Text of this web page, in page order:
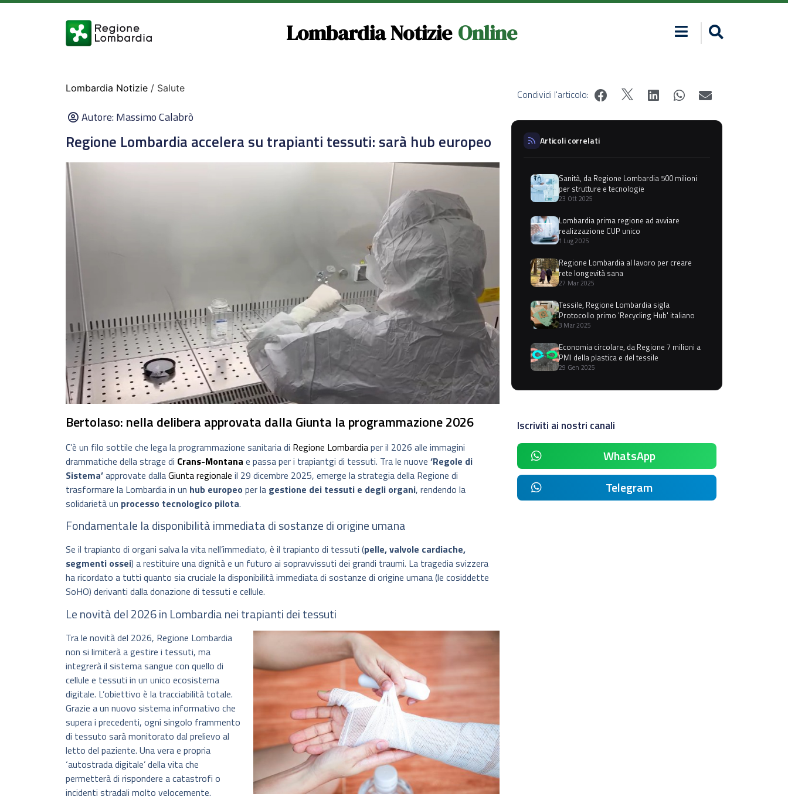
Lombardia Notizie Online
Lombardia Notizie / Salute
Autore:Massimo Calabrò
Regione Lombardia accelera su trapianti tessuti: sarà hub europeo
Bertolaso: nella delibera approvata dalla Giunta la programmazione 2026
C’è un filo sottile che lega la programmazione sanitaria di Regione Lombardiaper il 2026 alle immagini
drammatiche della strage di Crans-Montana e passa per i trapiantgi di tessuti. Tra le nuove ‘Regole di
Sistema’approvate dallaGiunta regionale il 29 dicembre 2025, emerge la strategia della Regione di
trasformare la Lombardia in un hub europeo per la gestione dei tessuti e degli organi, rendendo la
solidarietà un processo tecnologico pilota.
Fondamentale la disponibilità immediata di sostanze di origine umana
Se il trapianto di organi salva la vita nell’immediato, è il trapianto di tessuti (pelle, valvole cardiache,
segmenti ossei) a restituire una dignità e un futuro ai sopravvissuti dei grandi traumi. La tragedia svizzera
ha ricordato a tutti quanto sia cruciale la disponibilità immediata di sostanze di origine umana (le cosiddette
SoHO) derivanti dalla donazione di tessuti e cellule.
Le novità del 2026 in Lombardia nei trapianti dei tessuti
Tra le novità del 2026, Regione Lombardia
non si limiterà a gestire i tessuti, ma
integrerà il sistema sangue con quello di
cellule e tessuti in un unico ecosistema
digitale. L’obiettivo è la tracciabilità totale.
Grazie a un nuovo sistema informativo che
supera i precedenti, ogni singolo frammento
di tessuto sarà monitorato dal prelievo al
letto del paziente. Una vera e propria
‘autostrada digitale’ della vita che
permetterà di rispondere a catastrofi o
incidenti stradali molto velocemente.
Condividi l'articolo:
Articoli correlati
Sanità, da Regione Lombardia 500 milioni
per strutture e tecnologie
23 Ott 2025
Lombardia prima regione ad avviare
realizzazione CUP unico
1 Lug 2025
Regione Lombardia al lavoro per creare
rete longevità sana
27 Mar 2025
Tessile, Regione Lombardia sigla
Protocollo primo 'Recycling Hub' italiano
3 Mar 2025
Economia circolare, da Regione 7 milioni a
PMI della plastica e del tessile
29 Gen 2025
Iscriviti ai nostri canali
WhatsApp
Telegram